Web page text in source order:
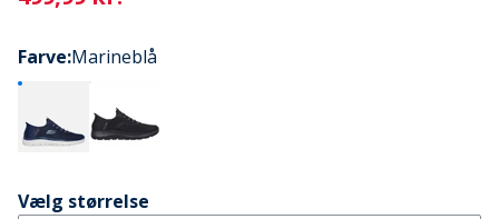
Farve:Marineblå
Vælg størrelse